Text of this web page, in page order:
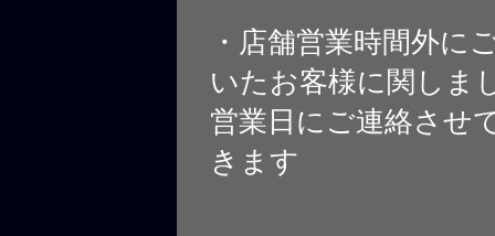
・店舗営業時間外に
いたお客様に関しま
営業日にご連絡させ
きます